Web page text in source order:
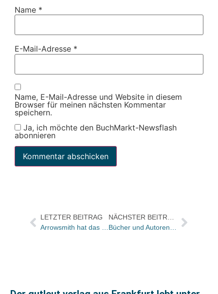
Name *
E-Mail-Adresse *
Name, E-Mail-Adresse und Website in diesem
Browser für meinen nächsten Kommentar
speichern.
Ja, ich möchte den BuchMarkt-Newsflash
abonnieren
LETZTER BEITRAG
Arrowsmith hat das Team vergrößert
NÄCHSTER BEITRAG
Bücher und Autoren am DONNERSTAG in den Feuilletons – und Alexander Skipis im „Rundschau“-Interview